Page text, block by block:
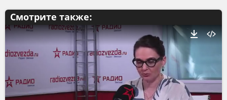
Смотрите также: